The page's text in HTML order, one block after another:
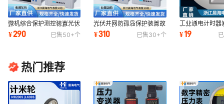
微机综合保护测控装置光伏
防孤岛保护变压器线路保护
备自投装置
¥290 已售50+个
光伏并网防孤岛保护装置故
障解列防逆流保护微机综合
保护测控装置
¥310 已售30+个
工业通电计时器
灯消毒HM-1发
械盐烟雾空调线
¥19
热门推荐